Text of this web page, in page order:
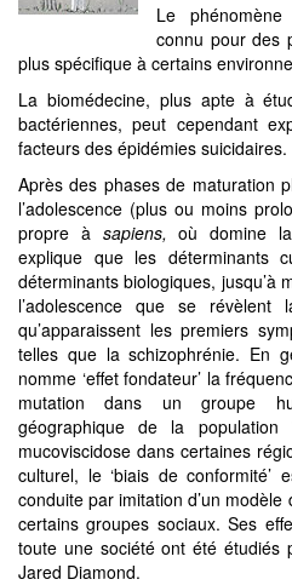
Le
connu pour des
plus spécifique à certains
La biomédecine, plus apte à
bactériennes, peut cependant
facteurs des épidémies suicidaires.
Après des phases de maturation
l’adolescence (plus ou moins
propre à sapiens, où domine
explique que les déterminants
déterminants biologiques, jusqu’à
l’adolescence que se
qu’apparaissent les premiers
telles que la schizophrénie. En
nomme ‘effet fondateur’ la
mutation dans un groupe
géographique de la
mucoviscidose dans certaines
culturel, le ‘biais de conformité’
conduite par imitation d’un
certains groupes sociaux. Ses
toute une société ont été étudiés
Jared Diamond.